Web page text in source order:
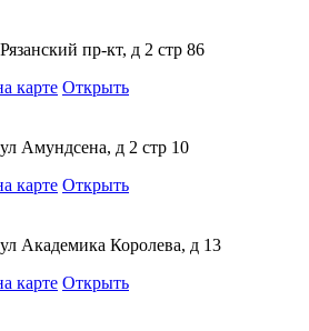
пр-кт, д 2 стр 86
карте Открыть
Амундсена, д 2 стр 10
карте Открыть
Академика Королева, д 13
карте Открыть